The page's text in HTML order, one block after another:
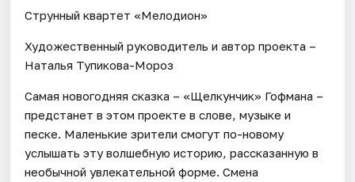
Струнный квартет «Мелодион»
Художественный руководитель и автор проекта –
Наталья Тупикова-Мороз
Самая новогодняя сказка – «Щелкунчик» Гофмана –
предстанет в этом проекте в слове, музыке и
песке. Маленькие зрители смогут по-новому
услышать эту волшебную историю, рассказанную в
необычной увлекательной форме. Смена